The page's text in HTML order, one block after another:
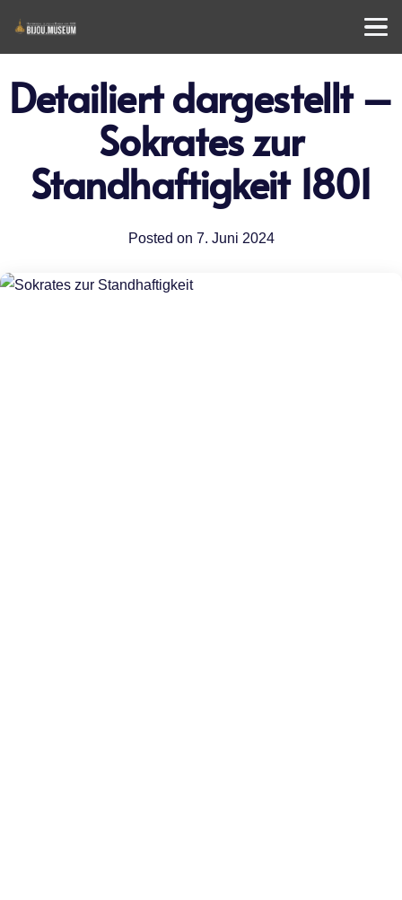
Detailiert dargestellt –
Sokrates zur
Standhaftigkeit 1801
Posted on 7. Juni 2024